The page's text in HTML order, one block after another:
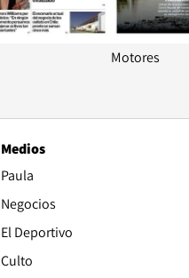
Motores
Medios
Paula
Negocios
El Deportivo
Culto